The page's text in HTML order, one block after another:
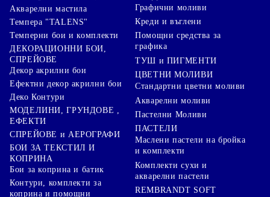
Акварелни мастила
Темпера "TALENS"
Темперни бои и комплекти
ДЕКОРАЦИОННИ БОИ,
СПРЕЙОВЕ
Декор акрилни бои
Ефектни декор акрилни бои
Деко Контури
МОДЕЛИНИ, ГРУНДОВЕ ,
ЕФЕКТИ
СПРЕЙОВЕ и АЕРОГРАФИ
БОИ ЗА ТЕКСТИЛ И
КОПРИНА
Бои за коприна и батик
Контури, комплекти за
коприна и помощни
Графични моливи
Креди и въглени
Помощни средства за
графика
ТУШ и ПИГМЕНТИ
ЦВЕТНИ МОЛИВИ
Стандартни цветни моливи
Акварелни моливи
Пастелни Моливи
ПАСТЕЛИ
Маслени пастели на бройка
и комплекти
Комплекти сухи и
акварелни пастели
REMBRANDT SOFT